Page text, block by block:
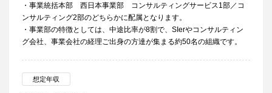
・事業統括本部 西日本事業部 コンサルティングサービス1部／コ
ンサルティング2部のどちらかに配属となります。
・事業部の特徴としては、中途比率が8割で、SIerやコンサルティン
グ会社、事業会社の経理ご出身の方達が集まる約50名の組織です。
想定年収